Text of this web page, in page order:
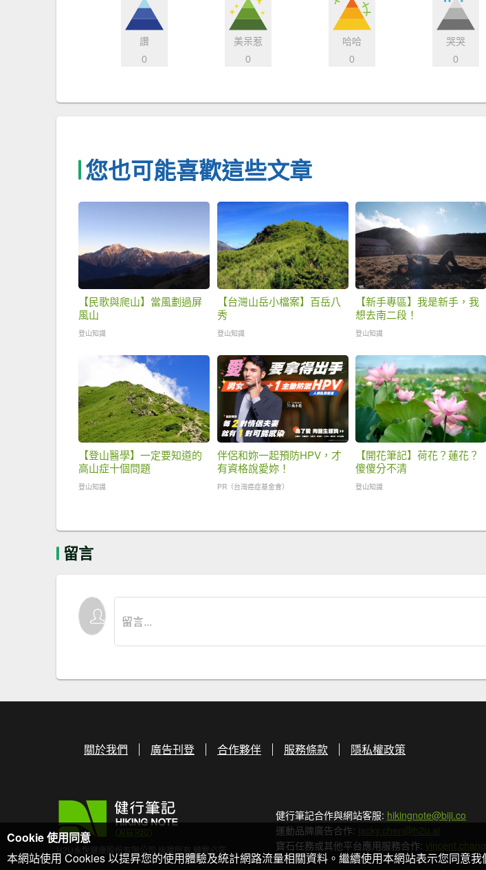
讚
0
美呆惹
0
哈哈
0
哭哭
0
您也可能喜歡這些文章
【民歌與爬山】當風劃過屏
風山
登山知識
【台灣山岳小檔案】百岳八
秀
登山知識
【新手專區】我是新手，我
想去南二段！
登山知識
【登山醫學】一定要知道的
高山症十個問題
登山知識
伴侶和妳一起預防HPV，才
有資格說愛妳！
PR（台灣癌症基金會）
【開花筆記】荷花？蓮花？
傻傻分不清
登山知識
留言
關於我們 廣告刊登 合作夥伴 服務條款 隱私權政策
H2U永悅健康股份有限公司 版權所有 轉載必究
健行筆記合作與網站客服: hikingnote@biji.co
運動品牌廣告合作: jacky.chen@h2u.ai
寶石任務或其他平台應用服務合作:
Cookie 使用同意
本網站使用 Cookies 以提昇您的使用體驗及統計網路流量相關資料。繼續使用本網站表示您同意